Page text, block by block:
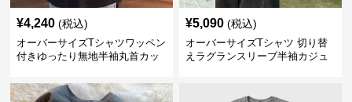
¥4,240 (税込)
オーバーサイズTシャツワッペン
付きゆったり無地半袖丸首カッ
¥5,090 (税込)
オーバーサイズTシャツ 切り替
えラグランスリーブ半袖カジュ